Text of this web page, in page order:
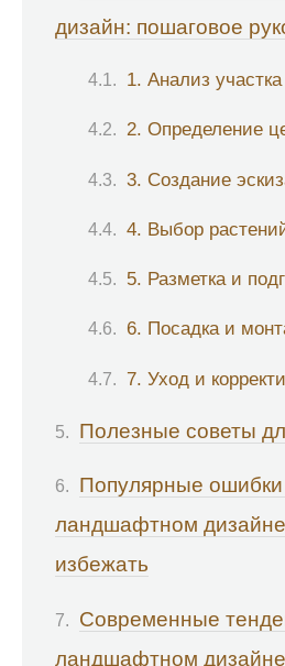
дизайн: пошаговое
1. Анализ участка
2. Определение
3. Создание
4. Выбор
5. Разметка и
6. Посадка и
7. Уход и
Полезные советы
Популярные
ландшафтном дизайне
избежать
Современные
ландшафтном дизайне